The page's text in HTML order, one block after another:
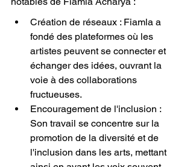
Création de réseaux : Fiamla a
fondé des plateformes où les
artistes peuvent se connecter et
échanger des idées, ouvrant la
voie à des collaborations
fructueuses.
Encouragement de l'inclusion :
Son travail se concentre sur la
promotion de la diversité et de
l'inclusion dans les arts, mettant